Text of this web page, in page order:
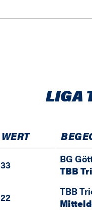
LIGA
WERT
33 BG
TBB
22 TBB